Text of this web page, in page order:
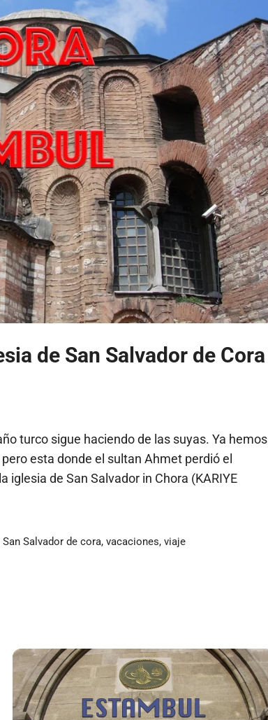
de San Salvador de Cora
turco sigue haciendo de las suyas. Ya hemos
esta donde el sultan Ahmet perdió el
de San Salvador in Chora (KARIYE
San Salvador de cora,vacaciones,viaje